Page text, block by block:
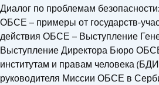
Диалог по проблемам
ОБСЕ – примеры от государств-
действия ОБСЕ – Выступление
Выступление Директора Бюро
институтам и правам человека
руководителя Миссии ОБСЕ в